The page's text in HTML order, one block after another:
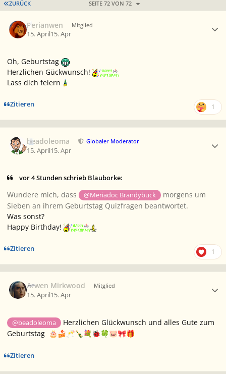
ERSTE SEITE
ZURÜCK SEITE 72 VON 72
Perianwen Mitglied
15. April15. Apr
Oh, Geburtstag
Herzlichen Gückwunsch!
Lass dich feiern
Zitieren 1
beadoleoma Globaler Moderator
15. April15. Apr
vor 4 Stunden schrieb Blauborke:
Wundere mich, dass @Meriadoc Brandybuck
morgens um
Sieben an ihrem Geburtstag Quizfragen beantwortet.
Was sonst?
Happy Birthday!
Zitieren 1
Arwen Mirkwood Mitglied
15. April15. Apr
@beadoleoma
Herzlichen Glückwunsch und alles Gute zum
Geburtstag
🎂🍰 🥂🍾 💐🐞🍀🐷🎀🎁
Zitieren